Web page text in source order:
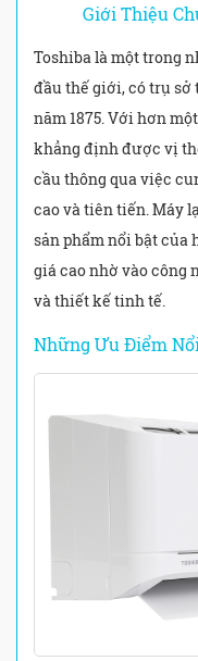
Giới Thiệu
Toshiba là một trong
đầu thế giới, có trụ sở
năm 1875. Với hơn
khẳng định được vị
cầu thông qua việc
cao và tiên tiến. Máy
sản phẩm nổi bật
giá cao nhờ vào công
và thiết kế tinh tế.
Những Ưu Điểm